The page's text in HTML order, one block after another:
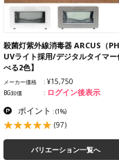
殺菌灯紫外線消毒器 ARCUS（
UVライト採用/デジタルタイマー
べる2色】
メーカー価格 ¥15,750
BG卸価 ログイン後表示
ポイント :(1%)
(97)
バリエーション一覧へ